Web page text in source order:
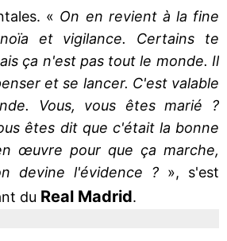
« On en revient à la fine
et vigilance. Certains te
ça n'est pas tout le monde. Il
et se lancer. C'est valable
Vous, vous êtes marié ?
êtes dit que c'était la bonne
œuvre pour que ça marche,
devine l'évidence ? », s'est
du Real Madrid.